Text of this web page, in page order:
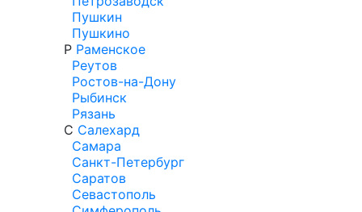
Пушкин
Пушкино
Р Раменское
Реутов
Ростов-на-Дону
Рыбинск
Рязань
С Салехард
Самара
Санкт-Петербург
Саратов
Севастополь